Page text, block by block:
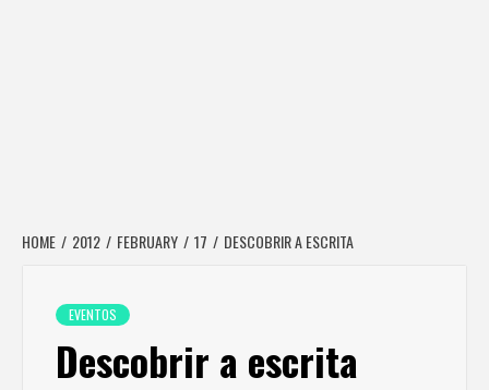
HOME 2012 FEBRUARY 17 DESCOBRIR A ESCRITA
EVENTOS
Descobrir a escrita